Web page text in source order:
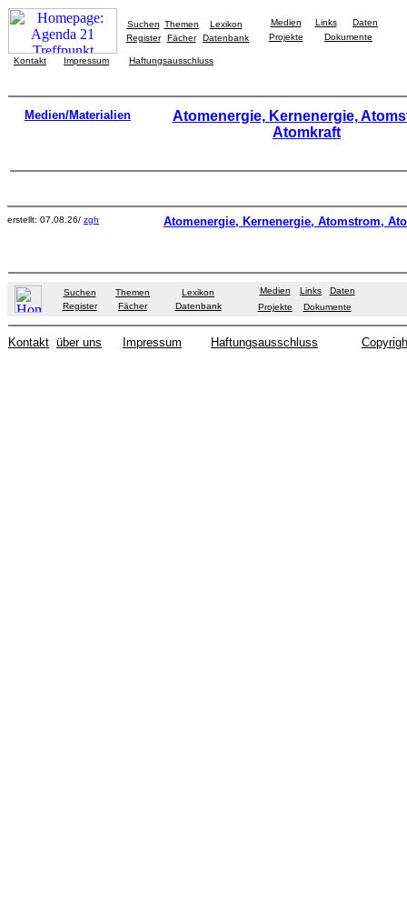
Suchen Themen
Lexikon
Register
Fächer Datenbank
Medien Links
Daten
Projekte
Dokumente
Kontakt Impressum Haftungsausschluss
Medien/Materialien
Atomenergie, Kernenergie,
Atomkraft
erstellt: 07.08.26/ zgh Atomenergie, Kernenergie, Atomstrom,
Suchen Themen
Lexikon
Register
Fächer Datenbank
Medien Links
Daten
Projekte
Dokumente
Kontakt über uns Impressum Haftungsausschluss